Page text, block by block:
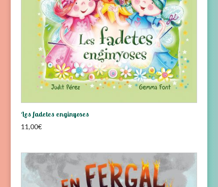
Les fadetes enginyoses
11,00€